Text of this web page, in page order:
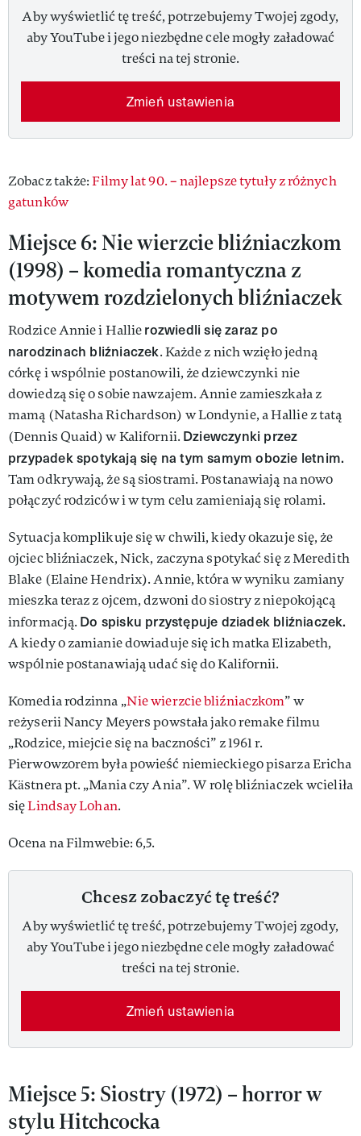
Aby wyświetlić tę treść, potrzebujemy Twojej zgody,
aby YouTube i jego niezbędne cele mogły załadować
treści na tej stronie.
Zmień ustawienia
Zobacz także:Filmy lat 90. – najlepsze tytuły z różnych
gatunków
Miejsce 6: Nie wierzcie bliźniaczkom
(1998) – komedia romantyczna z
motywem rozdzielonych bliźniaczek
Rodzice Annie i Hallierozwiedli się zaraz po
narodzinach bliźniaczek. Każde z nich wzięło jedną
córkę i wspólnie postanowili, że dziewczynki nie
dowiedzą się o sobie nawzajem. Annie zamieszkała z
mamą (Natasha Richardson) w Londynie, a Hallie z tatą
(Dennis Quaid) w Kalifornii. Dziewczynki przez
przypadek spotykają się na tym samym obozie letnim.
Tam odkrywają, że są siostrami. Postanawiają na nowo
połączyć rodziców i w tym celu zamieniają się rolami.
Sytuacja komplikuje się w chwili, kiedy okazuje się, że
ojciec bliźniaczek, Nick, zaczyna spotykać się z Meredith
Blake (Elaine Hendrix). Annie, która w wyniku zamiany
mieszka teraz z ojcem, dzwoni do siostry z niepokojącą
informacją. Do spisku przystępuje dziadek bliźniaczek.
A kiedy o zamianie dowiaduje się ich matka Elizabeth,
wspólnie postanawiają udać się do Kalifornii.
Komedia rodzinna „Nie wierzcie bliźniaczkom” w
reżyserii Nancy Meyers powstała jako remake filmu
„Rodzice, miejcie się na baczności” z 1961 r.
Pierwowzorem była powieść niemieckiego pisarza Ericha
Kästnera pt. „Mania czy Ania”. W rolę bliźniaczek wcieliła
sięLindsay Lohan.
Ocena na Filmwebie: 6,5.
Chcesz zobaczyć tę treść?
Aby wyświetlić tę treść, potrzebujemy Twojej zgody,
aby YouTube i jego niezbędne cele mogły załadować
treści na tej stronie.
Zmień ustawienia
Miejsce 5: Siostry (1972) – horror w
stylu Hitchcocka